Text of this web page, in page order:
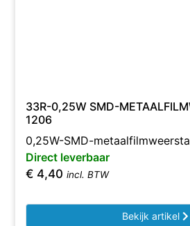
33R-0,25W SMD-
1206
0,25W-SMD-
Direct leverbaar
€ 4,40 incl. BTW
Bekijk artikel